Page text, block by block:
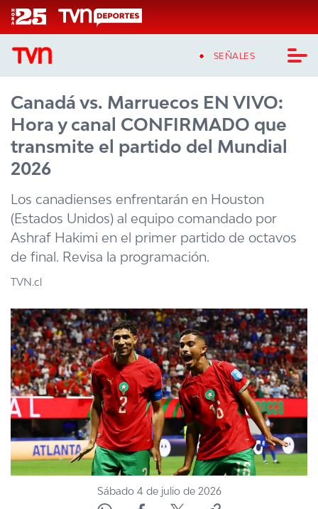
Click acá para ir directamente al contenido
SEÑALES
CASTING MASTERCHEF CHILE
CASTING TVN VERTICAL
TVN VERTICAL
TVN PLAY
PROGRAMAS
NTV
ACTUALIDAD Y TENDENCIAS
CORPORATIVO Y TRANSPARENCIA
CANAL DE DENUNCIAS
ÁREA DE PROYECTOS
Canadá vs. Marruecos EN VIVO:
Hora y canal CONFIRMADO que
transmite el partido del Mundial
2026
Los canadienses enfrentarán en Houston
(Estados Unidos) al equipo comandado por
Ashraf Hakimi en el primer partido de octavos
de final. Revisa la programación.
TVN.cl
Sábado 4 de julio de 2026